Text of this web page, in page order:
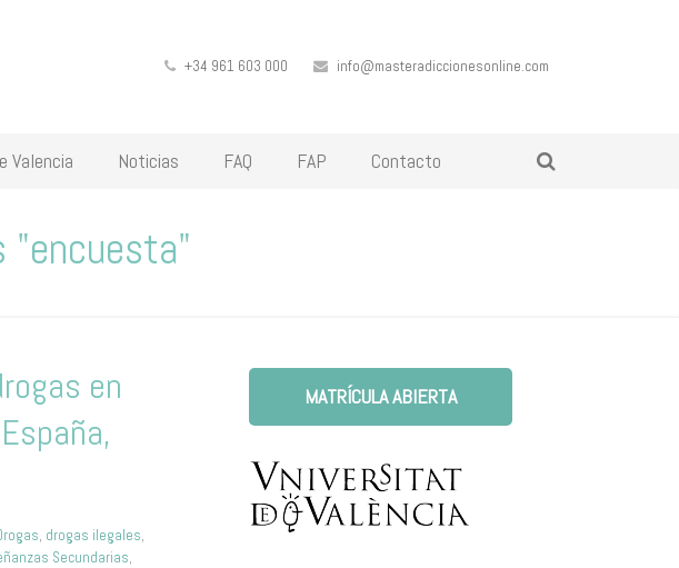
+34 961 603 000 info@masteradiccionesonline.com
Valencia Noticias FAQ FAP Contacto
"encuesta"
en
, drogas ilegales,
Secundarias,
MATRÍCULA ABIERTA